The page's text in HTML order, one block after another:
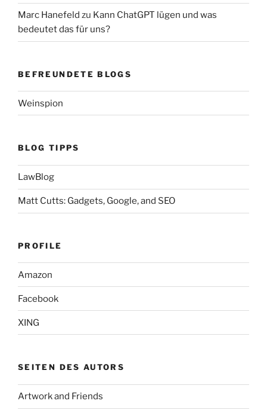
Marc Hanefeld zu Kann ChatGPT lügen und was
bedeutet das für uns?
BEFREUNDETE BLOGS
Weinspion
BLOG TIPPS
LawBlog
Matt Cutts: Gadgets, Google, and SEO
PROFILE
Amazon
Facebook
XING
SEITEN DES AUTORS
Artwork and Friends